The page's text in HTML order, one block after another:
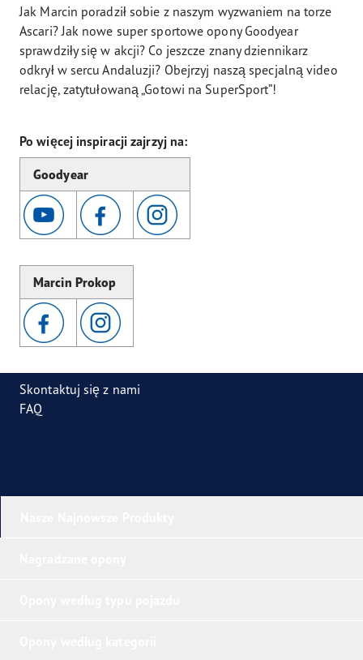
Jak Marcin poradził sobie z naszym wyzwaniem na torze
Ascari? Jak nowe super sportowe opony Goodyear
sprawdziły się w akcji? Co jeszcze znany dziennikarz
odkrył w sercu Andaluzji? Obejrzyj naszą specjalną video
relację, zatytułowaną „Gotowi na SuperSport”!
Po więcej inspiracji zajrzyj na:
Goodyear
Marcin Prokop
Skontaktuj się z nami
FAQ